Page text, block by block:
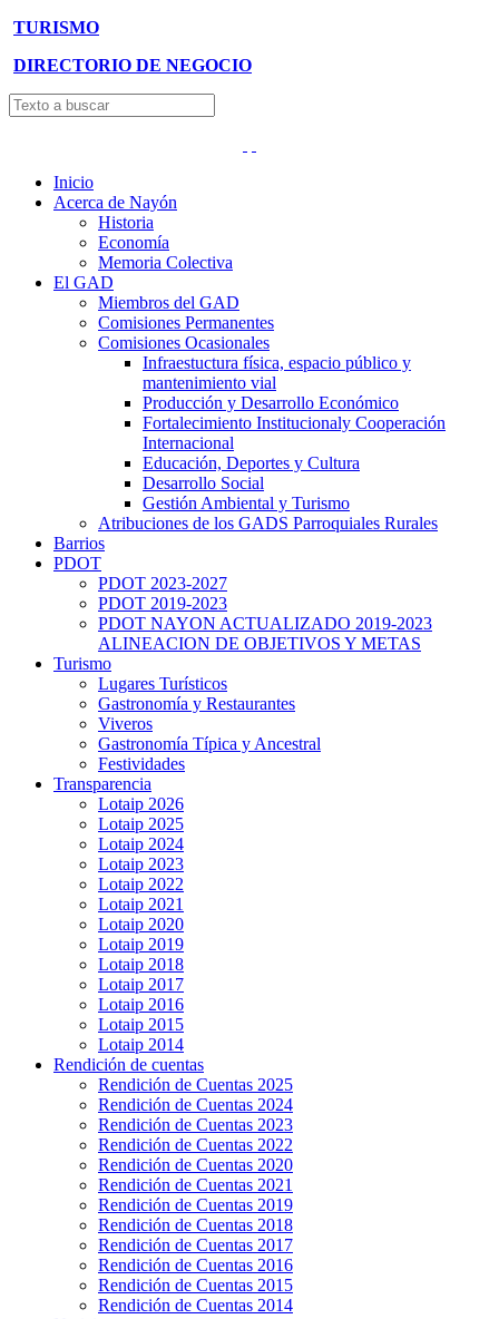
TURISMO
DIRECTORIO DE NEGOCIO
Inicio
Acerca de Nayón
Historia
Economía
Memoria Colectiva
El GAD
Miembros del GAD
Comisiones Permanentes
Comisiones Ocasionales
Infraestuctura física, espacio público y
mantenimiento vial
Producción y Desarrollo Económico
Fortalecimiento Institucionaly Cooperación
Internacional
Educación, Deportes y Cultura
Desarrollo Social
Gestión Ambiental y Turismo
Atribuciones de los GADS Parroquiales Rurales
Barrios
PDOT
PDOT 2023-2027
PDOT 2019-2023
PDOT NAYON ACTUALIZADO 2019-2023
ALINEACION DE OBJETIVOS Y METAS
Turismo
Lugares Turísticos
Gastronomía y Restaurantes
Viveros
Gastronomía Típica y Ancestral
Festividades
Transparencia
Lotaip 2026
Lotaip 2025
Lotaip 2024
Lotaip 2023
Lotaip 2022
Lotaip 2021
Lotaip 2020
Lotaip 2019
Lotaip 2018
Lotaip 2017
Lotaip 2016
Lotaip 2015
Lotaip 2014
Rendición de cuentas
Rendición de Cuentas 2025
Rendición de Cuentas 2024
Rendición de Cuentas 2023
Rendición de Cuentas 2022
Rendición de Cuentas 2020
Rendición de Cuentas 2021
Rendición de Cuentas 2019
Rendición de Cuentas 2018
Rendición de Cuentas 2017
Rendición de Cuentas 2016
Rendición de Cuentas 2015
Rendición de Cuentas 2014